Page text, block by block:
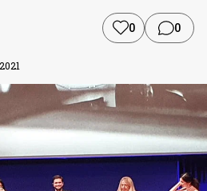
0 0